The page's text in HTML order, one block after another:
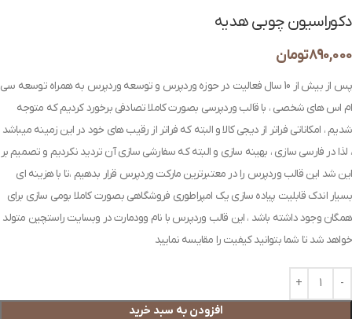
دکوراسیون چوبی هدیه
890,000تومان
پس از بیش از 10 سال فعالیت در حوزه وردپرس و توسعه وردپرس به همراه توسعه سی
ام اس های شخصی ، با قالب وردپرسی بصورت کاملا تصادفی برخورد کردیم که متوجه
شدیم ، امکاناتی فراتر از دیجی کالا و البته که فراتر از رقیب های خود در این زمینه میباشد
، لذا در فارسی سازی ، بهینه سازی و البته که سفارشی سازی آن تردید نکردیم و تصمیم بر
این شد این قالب وردپرس را در معتبرترین مارکت وردپرس قرار بدهیم ،تا با هزینه ای
بسیار اندک قابلیت پیاده سازی یک امپراطوری فروشگاهی بصورت کاملا بومی سازی برای
همگان وجود داشته باشد ، این قالب وردپرس با نام وودمارت در وبسایت راستچین متولد
خواهد شد تا شما بتوانید کیفیت را مقایسه نمایید
افزودن به سبد خرید